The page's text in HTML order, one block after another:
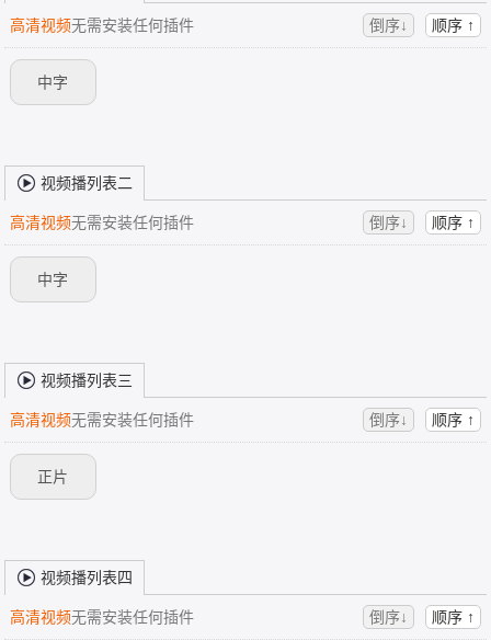
高清视频无需安装任何插件 倒序↓ 顺序 ↑
中字
视频播列表二
高清视频无需安装任何插件 倒序↓ 顺序 ↑
中字
视频播列表三
高清视频无需安装任何插件 倒序↓ 顺序 ↑
正片
视频播列表四
高清视频无需安装任何插件 倒序↓ 顺序 ↑